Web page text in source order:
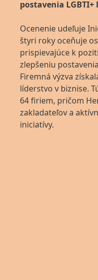
postavenia
Ocenenie udeľuje
štyri roky oceňuje
prispievajúce k
zlepšeniu
Firemná výzva
líderstvo v biznise.
64 firiem, pričom
zakladateľov a
iniciatívy.